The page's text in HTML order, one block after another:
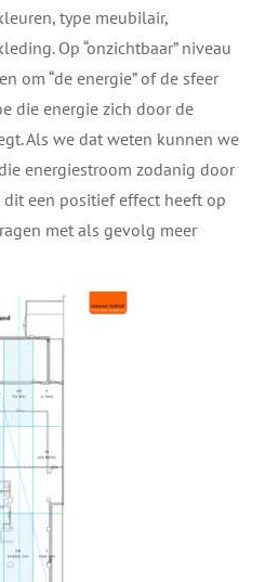
type meubilair,
Op “onzichtbaar” niveau
om “de energie” of de sfeer
die energie zich door de
Als we dat weten kunnen we
energiestroom zodanig door
een positief effect heeft op
met als gevolg meer